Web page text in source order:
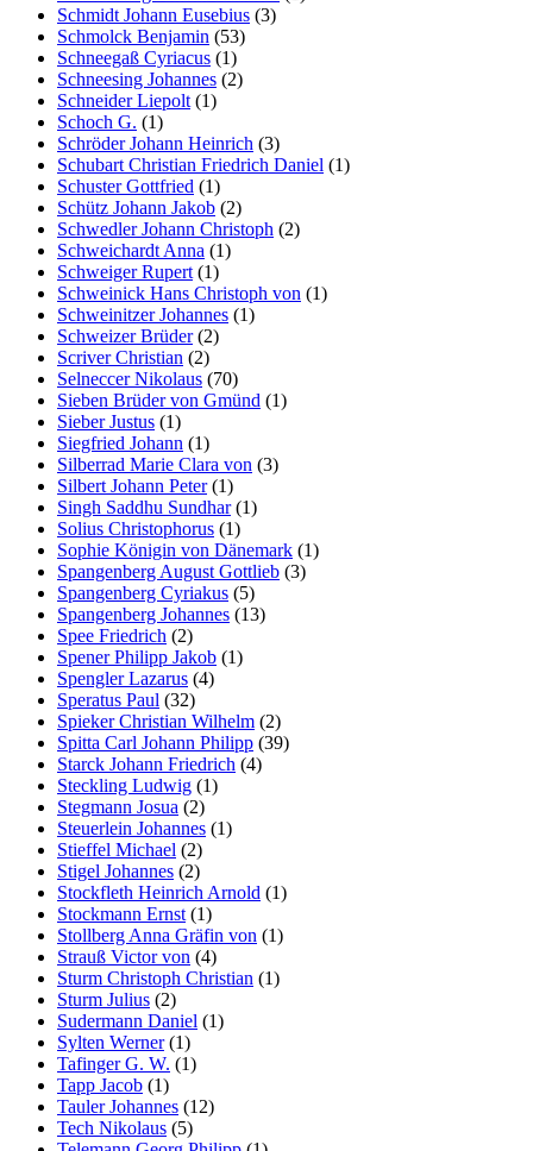
Schmidt Johann Eusebius (3)
Schmolck Benjamin (53)
Schneegaß Cyriacus (1)
Schneesing Johannes (2)
Schneider Liepolt (1)
Schoch G. (1)
Schröder Johann Heinrich (3)
Schubart Christian Friedrich Daniel (1)
Schuster Gottfried (1)
Schütz Johann Jakob (2)
Schwedler Johann Christoph (2)
Schweichardt Anna (1)
Schweiger Rupert (1)
Schweinick Hans Christoph von (1)
Schweinitzer Johannes (1)
Schweizer Brüder(2)
Scriver Christian (2)
Selneccer Nikolaus (70)
Sieben Brüder von Gmünd (1)
Sieber Justus (1)
Siegfried Johann (1)
Silberrad Marie Clara von (3)
Silbert Johann Peter(1)
Singh Saddhu Sundhar(1)
Solius Christophorus (1)
Sophie Königin von Dänemark (1)
Spangenberg August Gottlieb (3)
Spangenberg Cyriakus (5)
Spangenberg Johannes (13)
Spee Friedrich (2)
Spener Philipp Jakob (1)
Spengler Lazarus (4)
Speratus Paul (32)
Spieker Christian Wilhelm (2)
Spitta Carl Johann Philipp (39)
Starck Johann Friedrich (4)
Steckling Ludwig (1)
Stegmann Josua (2)
Steuerlein Johannes (1)
Stieffel Michael (2)
Stigel Johannes (2)
Stockfleth Heinrich Arnold (1)
Stockmann Ernst (1)
Stollberg Anna Gräfin von (1)
Strauß Victor von (4)
Sturm Christoph Christian (1)
Sturm Julius (2)
Sudermann Daniel (1)
Sylten Werner(1)
Tafinger G. W. (1)
Tapp Jacob (1)
Tauler Johannes (12)
Tech Nikolaus (5)